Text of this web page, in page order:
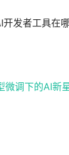
发者工具在哪
微调下的AI新